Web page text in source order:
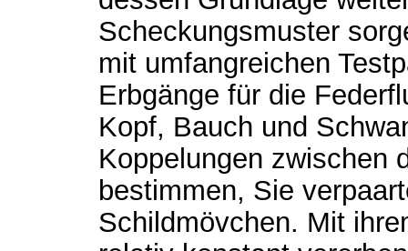
Scheckungsmuster
mit umfangreichen
Erbgänge für die
Kopf, Bauch und
Koppelungen zwischen
bestimmen, Sie
Schildmövchen. Mit